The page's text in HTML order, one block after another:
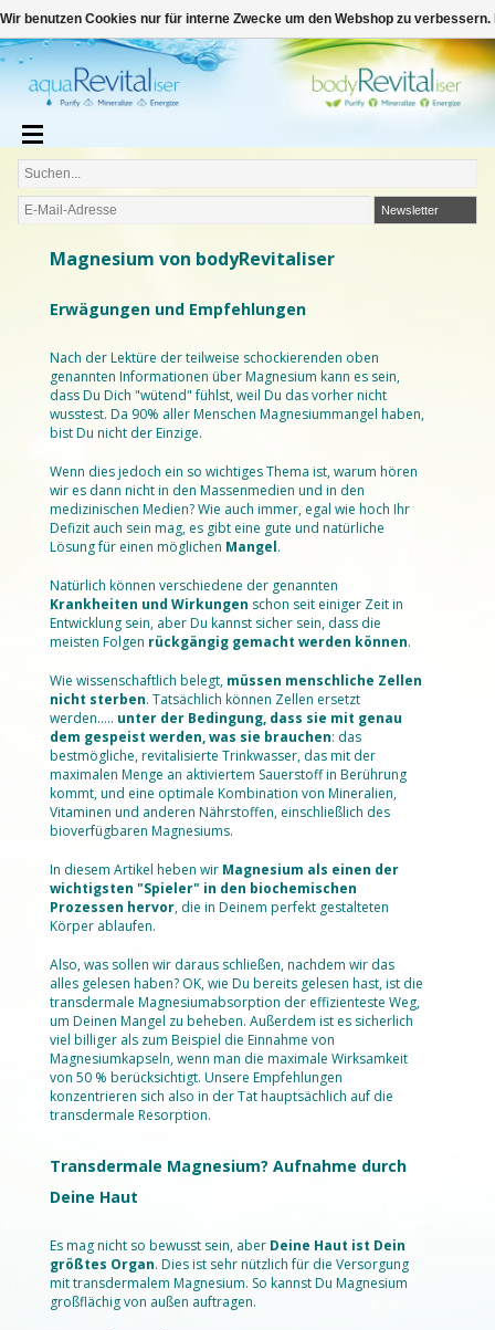
€0,00
Deutsch
€
Newsletter
Magnesium von bodyRevitaliser
Erwägungen und Empfehlungen
Nach der Lektüre der teilweise schockierenden oben
genannten Informationen über Magnesium kann es sein,
dass Du Dich "wütend" fühlst, weil Du das vorher nicht
wusstest. Da 90% aller Menschen Magnesiummangel haben,
bist Du nicht der Einzige.
Wenn dies jedoch ein so wichtiges Thema ist, warum hören
wir es dann nicht in den Massenmedien und in den
medizinischen Medien? Wie auch immer, egal wie hoch Ihr
Defizit auch sein mag, es gibt eine gute und natürliche
Lösung für einen möglichen Mangel.
Natürlich können verschiedene der genannten
Krankheiten und Wirkungen schon seit einiger Zeit in
Entwicklung sein, aber Du kannst sicher sein, dass die
meisten Folgen rückgängig gemacht werden können.
Wie wissenschaftlich belegt, müssen menschliche Zellen
nicht sterben. Tatsächlich können Zellen ersetzt
werden..... unter der Bedingung, dass sie mit genau
dem gespeist werden, was sie brauchen: das
bestmögliche, revitalisierte Trinkwasser, das mit der
maximalen Menge an aktiviertem Sauerstoff in Berührung
kommt, und eine optimale Kombination von Mineralien,
Vitaminen und anderen Nährstoffen, einschließlich des
bioverfügbaren Magnesiums.
In diesem Artikel heben wir Magnesium als einen der
wichtigsten "Spieler" in den biochemischen
Prozessen hervor, die in Deinem perfekt gestalteten
Körper ablaufen.
Also, was sollen wir daraus schließen, nachdem wir das
alles gelesen haben? OK, wie Du bereits gelesen hast, ist die
transdermale Magnesiumabsorption der effizienteste Weg,
um Deinen Mangel zu beheben. Außerdem ist es sicherlich
viel billiger als zum Beispiel die Einnahme von
Magnesiumkapseln, wenn man die maximale Wirksamkeit
von 50 % berücksichtigt. Unsere Empfehlungen
konzentrieren sich also in der Tat hauptsächlich auf die
transdermale Resorption.
Transdermale Magnesium? Aufnahme durch
Deine Haut
Es mag nicht so bewusst sein, aber Deine Haut ist Dein
größtes Organ. Dies ist sehr nützlich für die Versorgung
mit transdermalem Magnesium. So kannst Du Magnesium
großflächig von außen auftragen.
Wir benutzen Cookies nur für interne Zwecke um den Webshop zu